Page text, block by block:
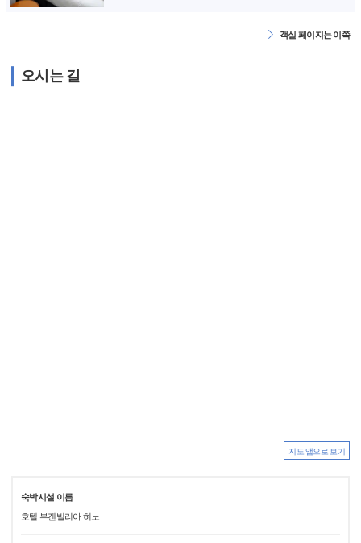
객실 페이지는 이쪽
오시는 길
지도 앱으로 보기
숙박시설 이름
호텔 부겐빌리아 히노